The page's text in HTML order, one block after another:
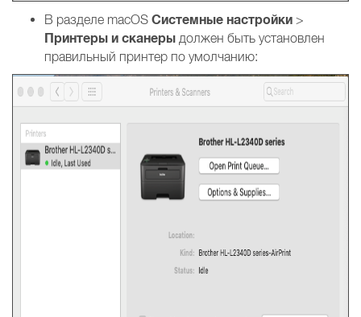
В разделе macOS Системные настройки >
Принтеры и сканеры должен быть установлен
правильный принтер по умолчанию: